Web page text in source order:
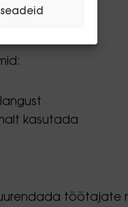
kasutada
töötajate